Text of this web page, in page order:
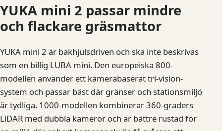
YUKA mini 2 passar mindre
och flackare gräsmattor
YUKA mini 2 är bakhjulsdriven och ska inte beskrivas
som en billig LUBA mini. Den europeiska 800-
modellen använder ett kamerabaserat tri-vision-
system och passar bäst där gränser och stationsmiljö
är tydliga. 1000-modellen kombinerar 360-graders
LiDAR med dubbla kameror och är bättre rustad för